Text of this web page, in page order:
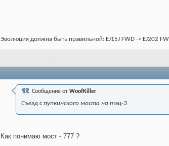
Эволюция должна быть правильной: EJ15J FWD -> EJ202
Сообщение от WoofKiller
Съезд с пупкинского моста на тэц-3
Как понимаю мост - 777 ?